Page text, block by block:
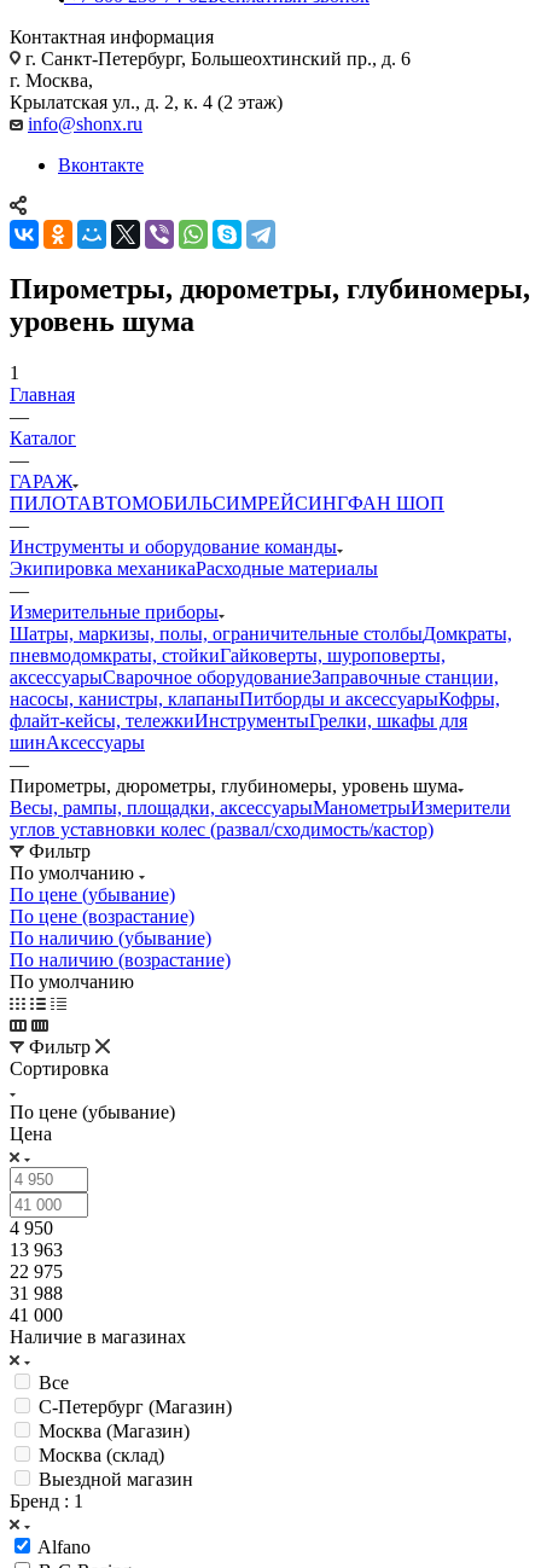
Контактная информация
г. Санкт-Петербург, Большеохтинский пр., д. 6
г. Москва,
Крылатская ул., д. 2, к. 4 (2 этаж)
info@shonx.ru
Вконтакте
Пирометры, дюрометры, глубиномеры,
уровень шума
1
Главная
—
Каталог
—
ГАРАЖ
ПИЛОТАВТОМОБИЛЬСИМРЕЙСИНГФАН ШОП
—
Инструменты и оборудование команды
Экипировка механикаРасходные материалы
—
Измерительные приборы
Шатры, маркизы, полы, ограничительные столбыДомкраты,
пневмодомкраты, стойкиГайковерты, шуроповерты,
аксессуарыСварочное оборудованиеЗаправочные станции,
насосы, канистры, клапаныПитборды и аксессуарыКофры,
флайт-кейсы, тележкиИнструментыГрелки, шкафы для
шинАксессуары
—
Пирометры, дюрометры, глубиномеры, уровень шума
Весы, рампы, площадки, аксессуарыМанометрыИзмерители
углов уставновки колес (развал/сходимость/кастор)
Фильтр
По умолчанию
По цене (убывание)
По цене (возрастание)
По наличию (убывание)
По наличию (возрастание)
По умолчанию
Фильтр
Сортировка
По цене (убывание)
Цена
4 950
13 963
22 975
31 988
41 000
Наличие в магазинах
Все
С-Петербург (Магазин)
Москва (Магазин)
Москва (склад)
Выездной магазин
Бренд : 1
Alfano